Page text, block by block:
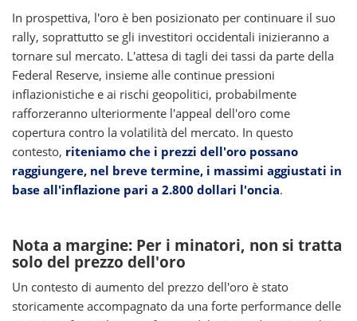
In prospettiva, l'oro è ben posizionato per continuare il suo
rally, soprattutto se gli investitori occidentali inizieranno a
tornare sul mercato. L'attesa di tagli dei tassi da parte della
Federal Reserve, insieme alle continue pressioni
inflazionistiche e ai rischi geopolitici, probabilmente
rafforzeranno ulteriormente l'appeal dell'oro come
copertura contro la volatilità del mercato. In questo
contesto, riteniamo che i prezzi dell'oro possano
raggiungere, nel breve termine, i massimi aggiustati in
base all'inflazione pari a 2.800 dollari l'oncia.
Nota a margine: Per i minatori, non si tratta
solo del prezzo dell'oro
Un contesto di aumento del prezzo dell'oro è stato
storicamente accompagnato da una forte performance delle